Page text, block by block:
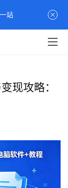
现攻略：
站